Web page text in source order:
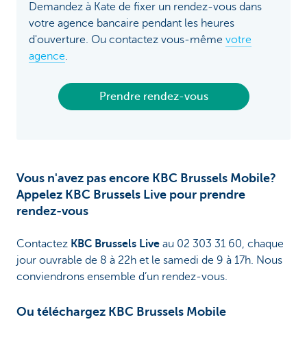
Demandez à Kate de fixer un rendez-vous dans
votre agence bancaire pendant les heures
d'ouverture. Ou contactez vous-même votre
agence.
Prendre rendez-vous
Vous n'avez pas encore KBC Brussels Mobile?
Appelez KBC Brussels Live pour prendre
rendez-vous
Contactez KBC Brussels Live au 02 303 31 60, chaque
jour ouvrable de 8 à 22h et le samedi de 9 à 17h. Nous
conviendrons ensemble d’un rendez-vous.
Ou téléchargez KBC Brussels Mobile